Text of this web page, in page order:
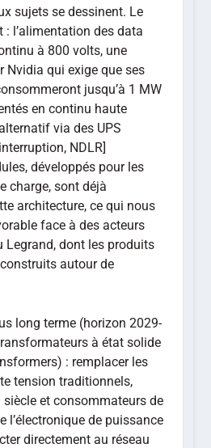
développés pour les
charge, sont déjà
architecture, ce qui nous
face à des acteurs
Legrand, dont les produits
autour de
long terme (horizon 2029-
à état solide
: remplacer les
tension traditionnels,
et consommateurs de
l’électronique de puissance
directement au réseau
en produit industriel,
grands acteurs, tels que
data center et les
charge, comme la
secteur. Nvidia lui-même
route autour de ce
commencé à